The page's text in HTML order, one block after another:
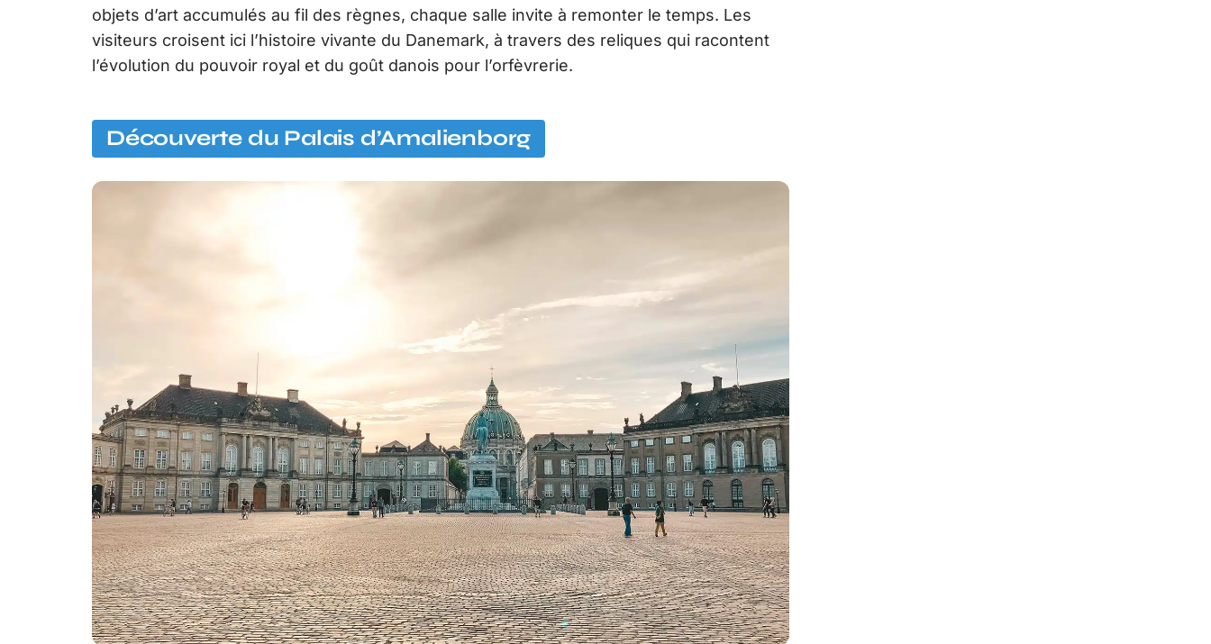
objets d’art accumulés au fil des règnes, chaque salle invite à remonter le temps. Les
visiteurs croisent ici l’histoire vivante du Danemark, à travers des reliques qui racontent
l’évolution du pouvoir royal et du goût danois pour l’orfèvrerie.
Découverte du Palais d’Amalienborg